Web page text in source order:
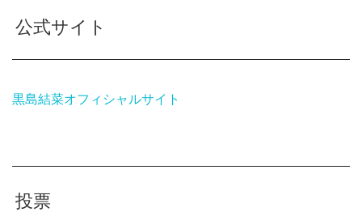
公式サイト
黒島結菜オフィシャルサイト
投票